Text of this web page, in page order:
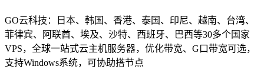
GO云科技：日本、韩国、香港、泰国、印尼、越南、台湾、
菲律宾、阿联酋、埃及、沙特、西班牙、巴西等30多个国家
VPS，全球一站式云主机服务器，优化带宽、G口带宽可选，
支持Windows系统，可协助搭节点